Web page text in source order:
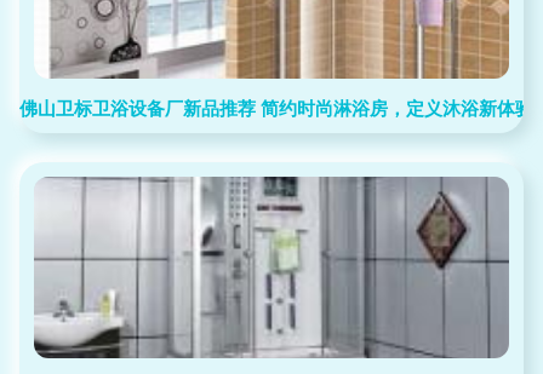
佛山卫标卫浴设备厂新品推荐 简约时尚淋浴房，定义沐浴新体验